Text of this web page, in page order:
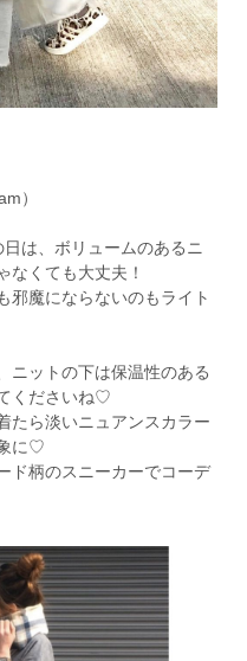
）
は、ボリュームのあるニ
なくても大丈夫！
邪魔にならないのもライト
ニットの下は保温性のある
くださいね♡
たら淡いニュアンスカラー
に♡
ド柄のスニーカーでコーデ